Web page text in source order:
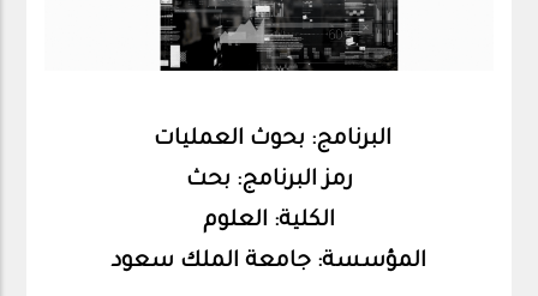
البرنامج: بحوث العمليات
رمز البرنامج: بحث
الكلية: العلوم
المؤسسة: جامعة الملك سعود